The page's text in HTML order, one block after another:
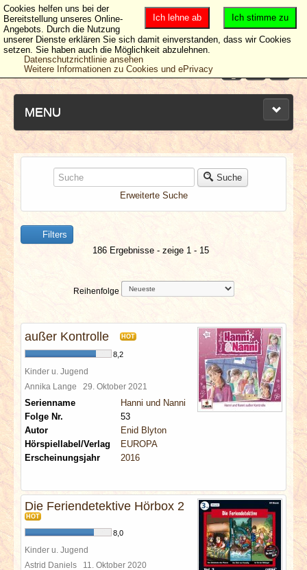
MENU
NEUESTE ARTIKEL
NEWS & DATES
BERICHTE
SPECIALS
REDAKTION
LINKS
ARCHIV
Suche
Erweiterte Suche
Filters
186 Ergebnisse - zeige 1 - 15
Reihenfolge
außer Kontrolle HOT
8,2
Kinder u. Jugend
Annika Lange 29. Oktober 2021
Serienname
Hanni und Nanni
Folge Nr.
53
Autor
Enid Blyton
Hörspiellabel/Verlag
EUROPA
Erscheinungsjahr
2016
Die Feriendetektive Hörbox 2
HOT
8,0
Kinder u. Jugend
Astrid Daniels 11. Oktober 2020
Ich stimme zu
Ich lehne ab
Cookies helfen uns bei der
Bereitstellung unseres Online-
Angebots. Durch die Nutzung
unserer Dienste erklären Sie sich damit einverstanden, dass wir Cookies
setzen. Sie haben auch die Möglichkeit abzulehnen.
Datenschutzrichtlinie ansehen
Weitere Informationen zu Cookies und ePrivacy